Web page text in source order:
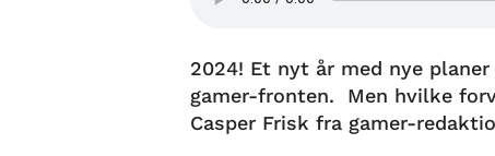
2024! Et nyt år med nye
gamer-fronten. Men hvilke
Casper Frisk fra gamer-